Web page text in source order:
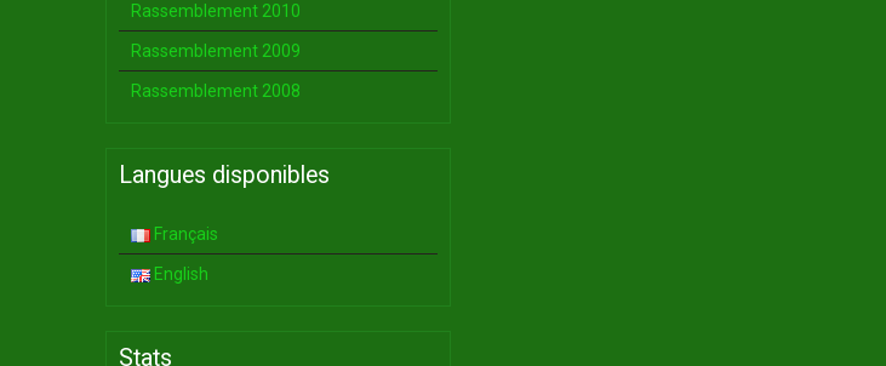
Rassemblement 2010
Rassemblement 2009
Rassemblement 2008
Langues disponibles
Français
English
Stats